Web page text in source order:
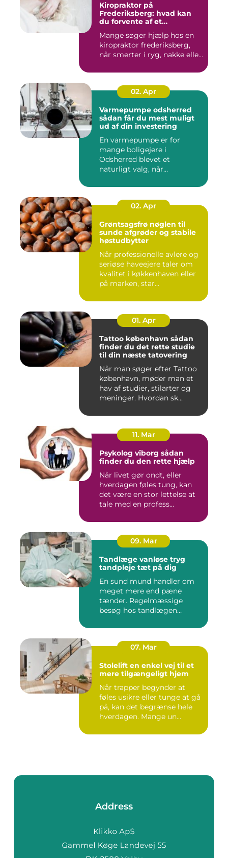
Kiropraktor på
Frederiksberg: hvad kan
du forvente af et
Mange søger hjælp hos en
kiropraktor frederiksberg,
når smerter i ryg, nakke elle...
02. Apr
Varmepumpe odsherred
sådan får du mest muligt
ud af din investering
En varmepumpe er for
mange boligejere i
Odsherred blevet et
naturligt valg, når
02. Apr
Grøntsagsfrø nøglen til
sunde afgrøder og stabile
høstudbytter
Når professionelle avlere og
seriøse haveejere taler om
kvalitet i køkkenhaven eller
på marken, star...
01. Apr
Tattoo københavn sådan
finder du det rette studie
til din næste tatovering
Når man søger efter Tattoo
københavn, møder man et
hav af studier, stilarter og
meninger. Hvordan sk...
11. Mar
Psykolog viborg sådan
finder du den rette hjælp
Når livet gør ondt, eller
hverdagen føles tung, kan
det være en stor lettelse at
tale med en profess...
09. Mar
Tandlæge vanløse tryg
tandpleje tæt på dig
En sund mund handler om
meget mere end pæne
tænder. Regelmæssige
besøg hos tandlægen
07. Mar
Stolelift en enkel vej til et
mere tilgængeligt hjem
Når trapper begynder at
føles usikre eller tunge at gå
på, kan det begrænse hele
hverdagen. Mange un...
Address